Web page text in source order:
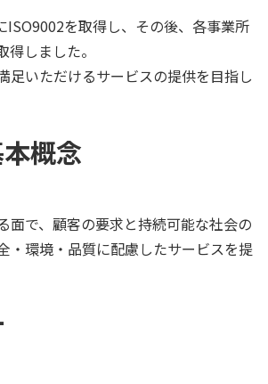
ISO9002を取得し、その後、各事業所
しました。
足いただけるサービスの提供を目指し
概念
面で、顧客の要求と持続可能な社会の
・環境・品質に配慮したサービスを提